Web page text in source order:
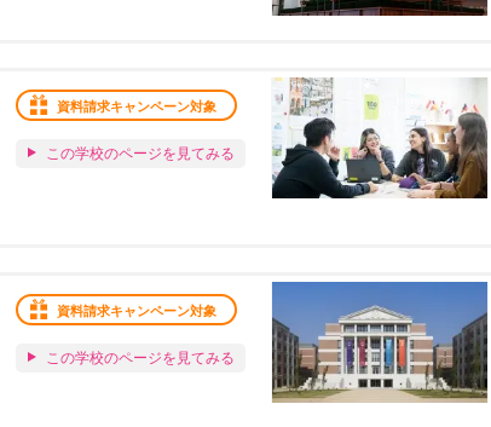
資料請求キャンペーン対象
この学校のページを見てみる
資料請求キャンペーン対象
この学校のページを見てみる